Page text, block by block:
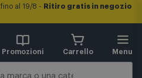
fino al 19/8 - Ritiro gratis in negozio
Promozioni Carrello Menu